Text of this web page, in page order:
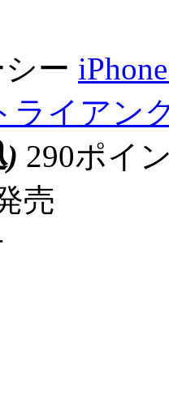
ー
ライアン
290ポイ
売